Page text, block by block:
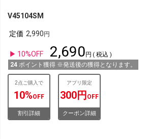
V45104SM
定価 2,990
10%OFF 2,690
税込
24 ポイント獲得 ※発送後の獲得となります。
2点ご購入で
10%OFF
割引詳細
アプリ限定
300円 OFF
クーポン詳細